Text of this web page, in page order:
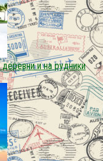
и на рудники